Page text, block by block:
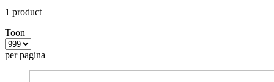
1 product
Toon
per pagina